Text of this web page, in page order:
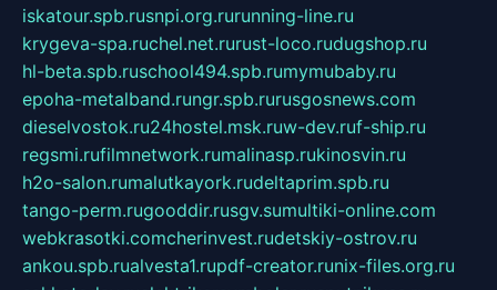
iskatour.spb.rusnpi.org.rurunning-line.ru
krygeva-spa.ruchel.net.rurust-loco.rudugshop.ru
hl-beta.spb.ruschool494.spb.rumymubaby.ru
epoha-metalband.rungr.spb.rurusgosnews.com
dieselvostok.ru24hostel.msk.ruw-dev.ruf-ship.ru
regsmi.rufilmnetwork.rumalinasp.rukinosvin.ru
h2o-salon.rumalutkayork.rudeltaprim.spb.ru
tango-perm.rugooddir.rusgv.sumultiki-online.com
webkrasotki.comcherinvest.rudetskiy-ostrov.ru
ankou.spb.rualvesta1.rupdf-creator.runix-files.org.ru